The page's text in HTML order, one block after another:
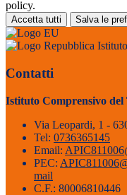
policy.
Accetta tutti Salva le
Contatti
Istituto Comprensivo
Via Leopardi, 1 -
Tel: 0736365145
Email:
PEC:
mail
C.F.: 80006810446